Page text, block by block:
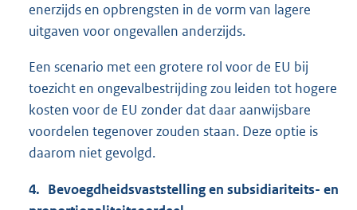
enerzijds en opbrengsten in de vorm van lagere
uitgaven voor ongevallen anderzijds.
Een scenario met een grotere rol voor de EU bij
toezicht en ongevalbestrijding zou leiden tot hogere
kosten voor de EU zonder dat daar aanwijsbare
voordelen tegenover zouden staan. Deze optie is
daarom niet gevolgd.
4. Bevoegdheidsvaststelling en subsidiariteits- en